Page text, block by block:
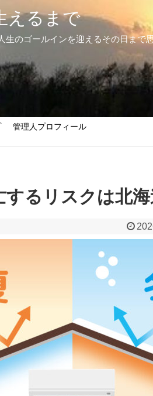
えるまで
生のゴールインを迎えるその日まで
管理人プロフィール
するリスクは北海